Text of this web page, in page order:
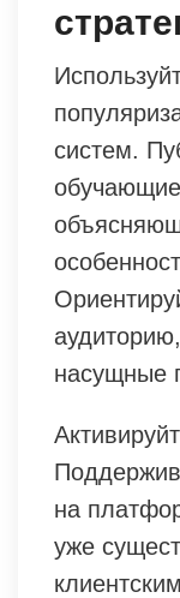
систем.
насущные
на
уже